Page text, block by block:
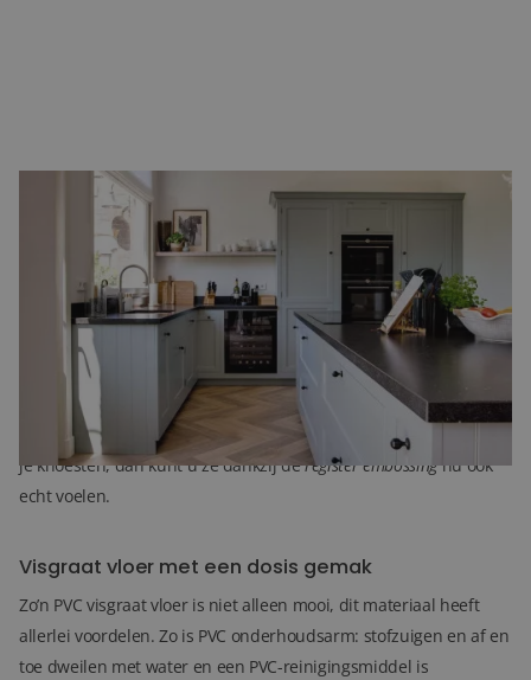
Top in detail
​Maar gewoon mooi is niet mooi genoeg en daarom gaat de
ontwikkeling van PVC-vloeren met houtlook continu door. Voor de
nieuwste vloeren wordt daarom niet gekozen voor het
bekende embossing , maar voorregister embossing. De structuur in
de toplaag volgt nu precies het dessin van de filmlaag, waardoor
de visgraat vloer van PVC een perfecte tekening krijgt. Hierdoor
tonen en voelen de stroken precies zoals het houten product. Zie
je knoesten, dan kunt u ze dankzij deregister embossingnu ook
echt voelen.
Visgraat vloer met een dosis gemak
Zo’n PVC visgraat vloer is niet alleen mooi, dit materiaal heeft
allerlei voordelen. Zo is PVC onderhoudsarm: stofzuigen en af en
toe dweilen met water en een PVC-reinigingsmiddel is